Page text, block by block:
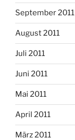
September 2011
August 2011
Juli 2011
Juni 2011
Mai 2011
April 2011
März 2011